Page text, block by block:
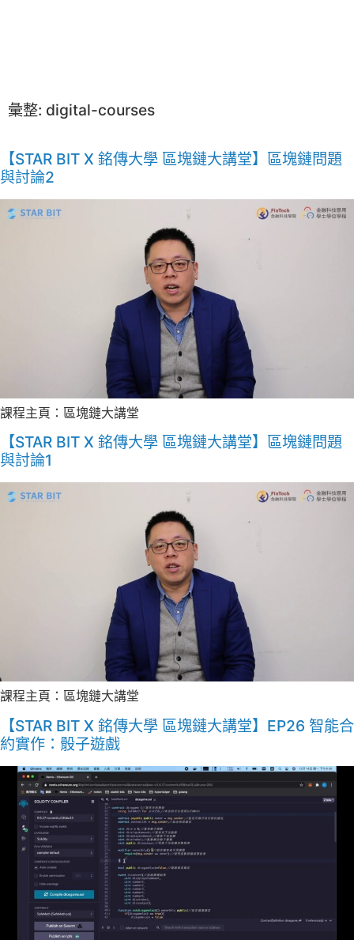
彙整: digital-courses
【STAR BIT X 銘傳大學 區塊鏈大講堂】區塊鏈問題
與討論2
課程主頁：區塊鏈大講堂
【STAR BIT X 銘傳大學 區塊鏈大講堂】區塊鏈問題
與討論1
課程主頁：區塊鏈大講堂
【STAR BIT X 銘傳大學 區塊鏈大講堂】EP26 智能合
約實作：骰子遊戲